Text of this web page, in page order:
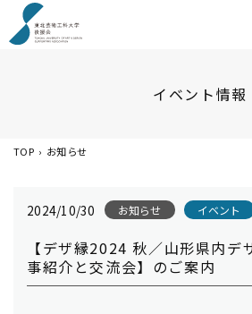
イベント情報
TOP お知らせ
2024/10/30 お知らせ イベント
【デザ縁2024 秋／山形県内デ
事紹介と交流会】のご案内